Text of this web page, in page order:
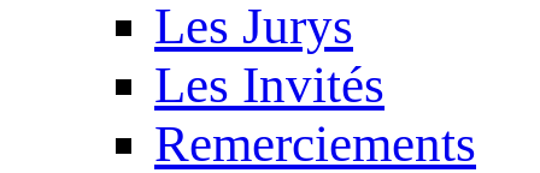
Les Jurys
Les Invités
Remerciements